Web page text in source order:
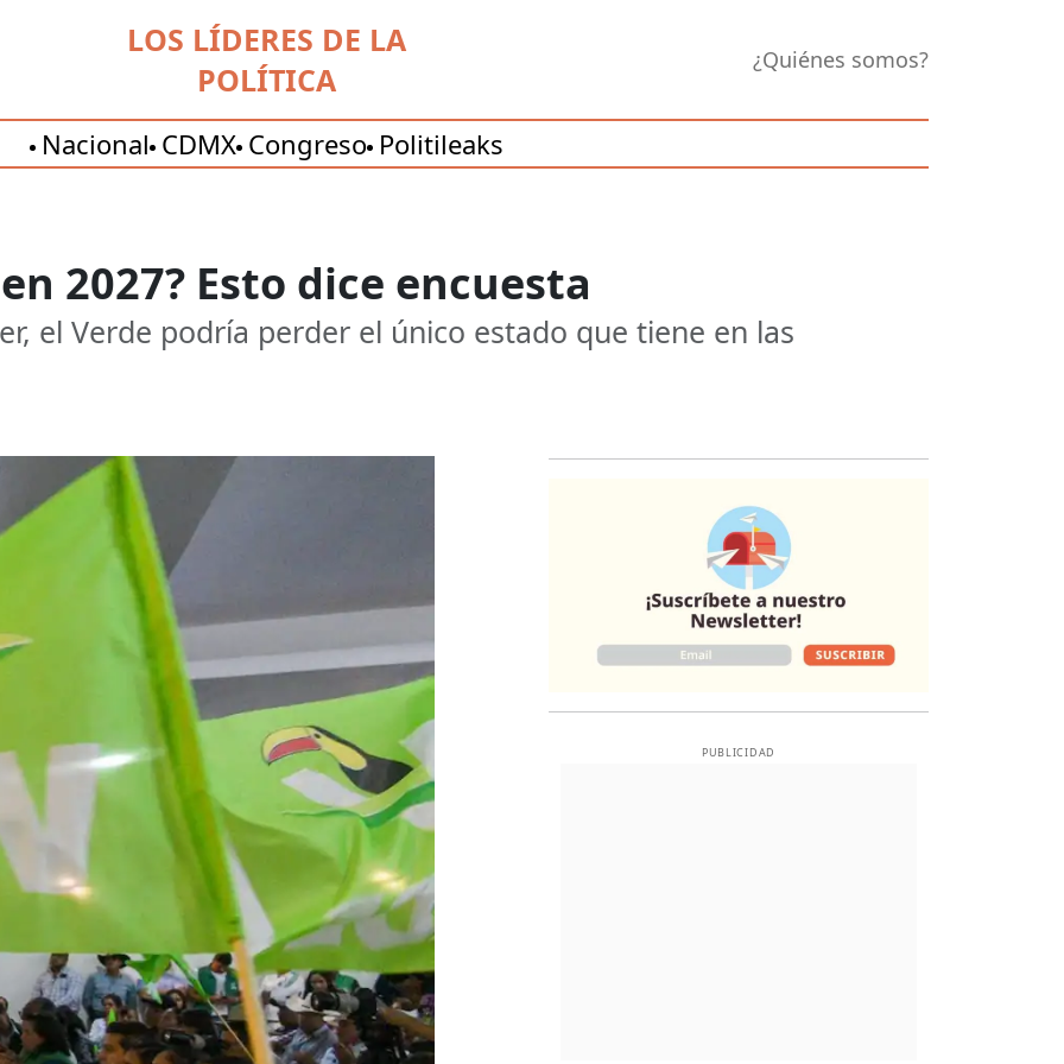
LOS LÍDERES DE LA
POLÍTICA
¿Quiénes somos?
Nacional CDMX Congreso Politileaks
2027? Esto dice encuesta
el Verde podría perder el único estado que tiene en las
PUBLICIDAD